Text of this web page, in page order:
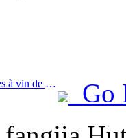
Prev:Décollant des squats, les pipes à vin de petite et moyenne taille entament un nouveau voyage d'accumulation d'énergie
Go